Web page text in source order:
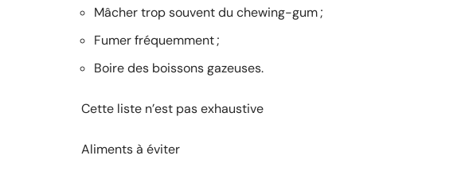
Mâcher trop souvent du chewing-gum ;
Fumer fréquemment ;
Boire des boissons gazeuses.
Cette liste n’est pas exhaustive
Aliments à éviter